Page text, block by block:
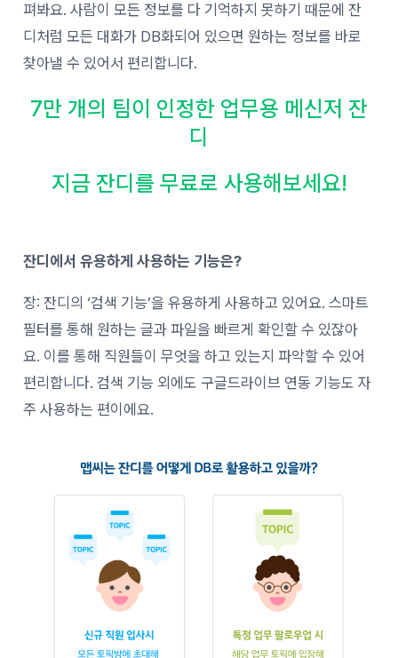
펴봐요. 사람이 모든 정보를 다 기억하지 못하기 때문에 잔
디처럼 모든 대화가 DB화되어 있으면 원하는 정보를 바로
찾아낼 수 있어서 편리합니다.
7만 개의 팀이 인정한 업무용 메신저 잔
디
지금 잔디를 무료로 사용해보세요!
잔디에서 유용하게 사용하는 기능은?
장: 잔디의 ‘검색 기능’을 유용하게 사용하고 있어요. 스마트
필터를 통해 원하는 글과 파일을 빠르게 확인할 수 있잖아
요. 이를 통해 직원들이 무엇을 하고 있는지 파악할 수 있어
편리합니다. 검색 기능 외에도 구글드라이브 연동 기능도 자
주 사용하는 편이에요.